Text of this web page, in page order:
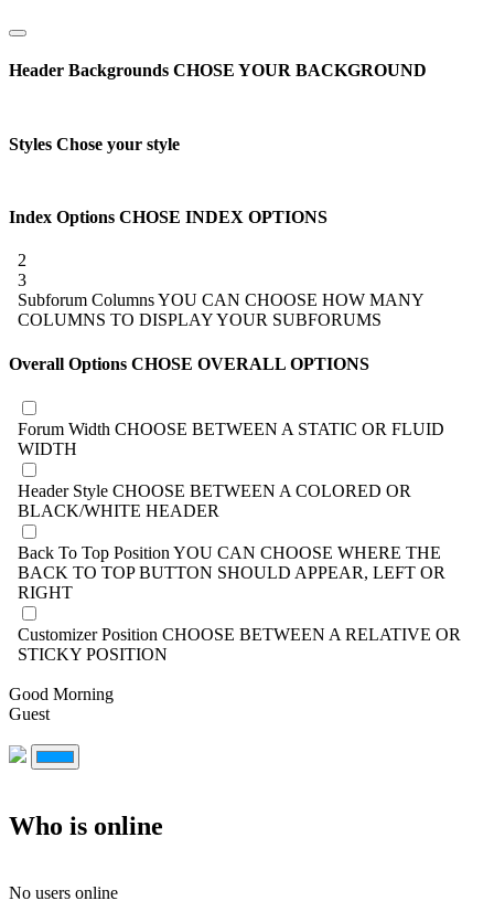
Header Backgrounds CHOSE YOUR BACKGROUND
Styles Chose your style
Index Options CHOSE INDEX OPTIONS
2
3
Subforum ColumnsYOU CAN CHOOSE HOW MANY
COLUMNS TO DISPLAY YOUR SUBFORUMS
Overall Options CHOSE OVERALL OPTIONS
Forum Width CHOOSE BETWEEN A STATIC OR FLUID
WIDTH
Header Style CHOOSE BETWEEN A COLORED OR
BLACK/WHITE HEADER
Back To Top Position YOU CAN CHOOSE WHERE THE
BACK TO TOP BUTTON SHOULD APPEAR, LEFT OR
RIGHT
Customizer Position CHOOSE BETWEEN A RELATIVE OR
STICKY POSITION
Good Morning
Guest
Who is online
No users online